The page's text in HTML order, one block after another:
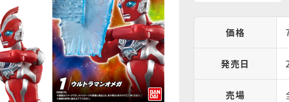
価格
発売日
売場